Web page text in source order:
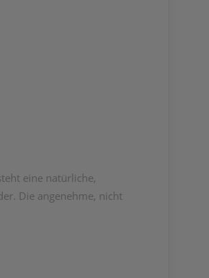
eine natürliche,
Die angenehme, nicht